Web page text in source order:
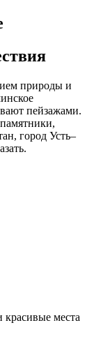
природы и
пейзажами.
город Усть–
места